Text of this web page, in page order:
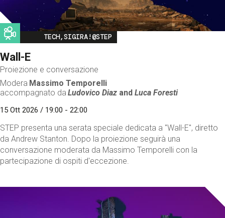
Image
TECH,SIGIRA!@STEP
Wall-E
Proiezione e conversazione
Modera Massimo Temporelli
accompagnato da Ludovico Diaz andLuca Foresti
15 Ott 2026 / 19:00 - 22:00
STEP presenta una serata speciale dedicata a "Wall-E", diretto
da Andrew Stanton. Dopo la proiezione seguirà una
conversazione moderata da Massimo Temporelli con la
partecipazione di ospiti d'eccezione.